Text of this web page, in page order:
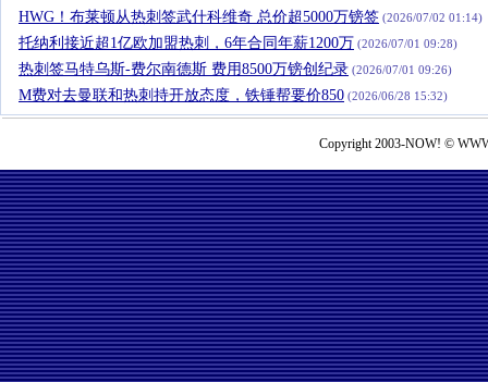
HWG！布莱顿从热刺签武什科维奇 总价超5000万镑签 (2026/07/02 01:14)
托纳利接近超1亿欧加盟热刺，6年合同年薪1200万 (2026/07/01 09:28)
热刺签马特乌斯-费尔南德斯 费用8500万镑创纪录 (2026/07/01 09:26)
M费对去曼联和热刺持开放态度，铁锤帮要价850 (2026/06/28 15:32)
Copyright 2003-NOW! ©